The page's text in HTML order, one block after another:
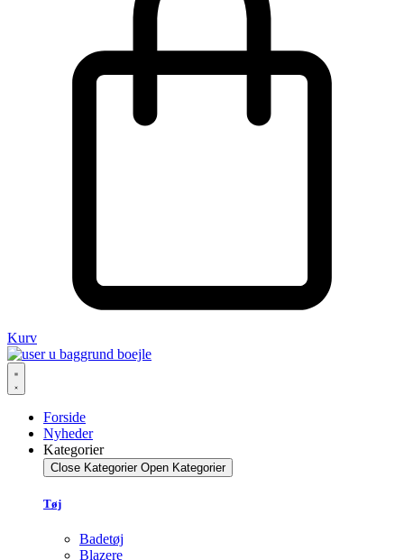
Kurv
Forside
Nyheder
Kategorier
Close Kategorier Open Kategorier
Tøj
Badetøj
Blazere